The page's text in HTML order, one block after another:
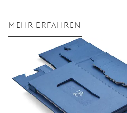
MEHR ERFAHREN